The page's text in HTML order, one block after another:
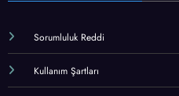
Sorumluluk Reddi
Kullanım Şartları